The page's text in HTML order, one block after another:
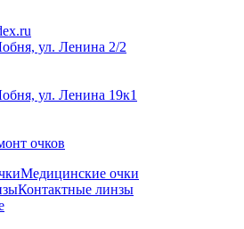
ул. Ленина 2/2
ул. Ленина 19к1
очков
Медицинские очки
Контактные линзы